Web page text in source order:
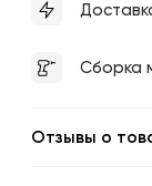
Сборка
Отзывы о